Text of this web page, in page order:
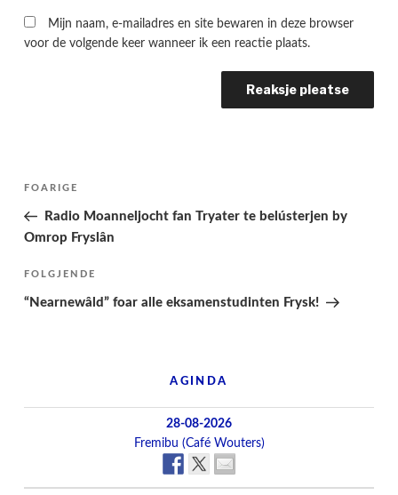
Mijn naam, e-mailadres en site bewaren in deze browser
voor de volgende keer wanneer ik een reactie plaats.
Berichtnavigatie
Folgjende
pagina
FOARIGE
Radio Moanneljocht fan Tryater te belústerjen by
Omrop Fryslân
Folgjend
berjocht
FOLGJENDE
“Nearnewâld” foar alle eksamenstudinten Frysk!
AGINDA
28-08-2026
Fremibu (Café Wouters)